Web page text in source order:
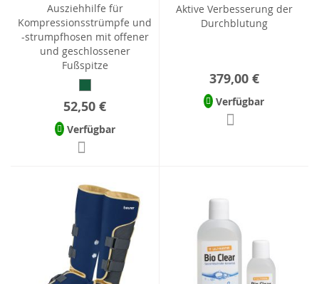
Ausziehhilfe für
Kompressionsstrümpfe und
-strumpfhosen mit offener
und geschlossener
Fußspitze
52,50 €
Verfügbar
Aktive Verbesserung der
Durchblutung
379,00 €
Verfügbar